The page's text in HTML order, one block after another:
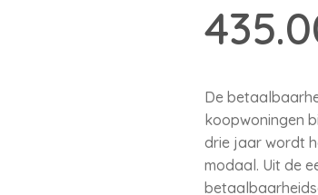
De
koopwoningen
drie jaar wordt
modaal. Uit de